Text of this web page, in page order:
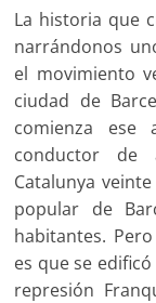
La historia que
narrándonos
el movimiento
ciudad de
comienza
conductor de
Catalunya
popular de
habitantes.
es que se
represión